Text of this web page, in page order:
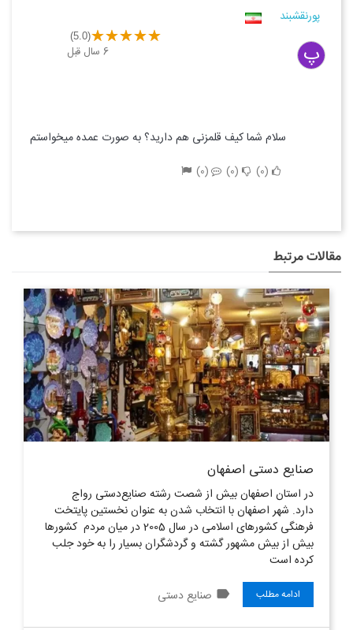
پ
پورنقشبند
(5.0)
6 سال قبل
سلام شما کیف قلمزنی هم دارید؟ به صورت عمده میخواستم
0
0
0
مقالات مرتبط
صنایع دستی اصفهان
در استان اصفهان بیش از شصت رشته صنایع‌دستی رواج
دارد. شهر اصفهان با انتخاب شدن به عنوان نخستین پایتخت
فرهنگی کشورهای اسلامی در سال 2005 در میان مردم کشورها
بیش از بیش مشهور گشته و گردشگران بسیار را به خود جلب
کرده است
ادامه مطلب label صنایع دستی